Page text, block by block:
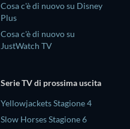
Cosa c'è di nuovo su Disney
Plus
Cosa c'è di nuovo su
JustWatch TV
Serie TV di prossima uscita
Yellowjackets Stagione 4
Slow Horses Stagione 6